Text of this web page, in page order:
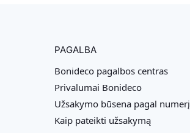
PAGALBA
Bonideco pagalbos centras
Privalumai Bonideco
Užsakymo būsena pagal numerį
Kaip pateikti užsakymą